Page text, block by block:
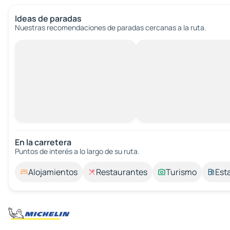
Ideas de paradas
Nuestras recomendaciones de paradas cercanas a la ruta.
En la carretera
Puntos de interés a lo largo de su ruta.
Alojamientos Restaurantes Turismo